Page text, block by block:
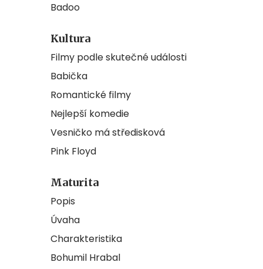
Badoo
Kultura
Filmy podle skutečné události
Babička
Romantické filmy
Nejlepší komedie
Vesničko má středisková
Pink Floyd
Maturita
Popis
Úvaha
Charakteristika
Bohumil Hrabal